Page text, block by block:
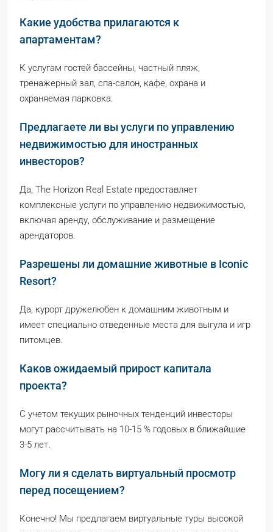
Какие удобства прилагаются к
апартаментам?
К услугам гостей бассейны, частный пляж,
тренажерный зал, спа-салон, кафе, охрана и
охраняемая парковка.
Предлагаете ли вы услуги по управлению
недвижимостью для иностранных
инвесторов?
Да, The Horizon Real Estate предоставляет
комплексные услуги по управлению недвижимостью,
включая аренду, обслуживание и размещение
арендаторов.
Разрешены ли домашние животные в Iconic
Resort?
Да, курорт дружелюбен к домашним животным и
имеет специально отведенные места для выгула и игр
питомцев.
Каков ожидаемый прирост капитала
проекта?
С учетом текущих рыночных тенденций инвесторы
могут рассчитывать на 10-15 % годовых в ближайшие
3-5 лет.
Могу ли я сделать виртуальный просмотр
перед посещением?
Конечно! Мы предлагаем виртуальные туры высокой